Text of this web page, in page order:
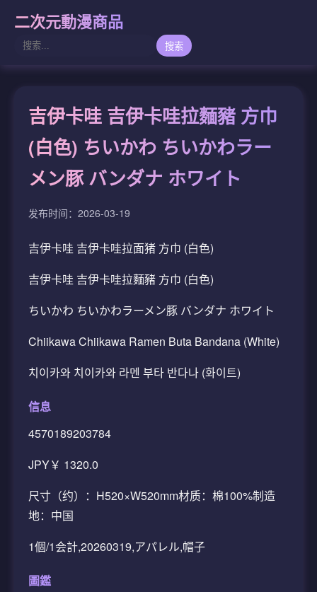
二次元動漫商品
搜索
吉伊卡哇 吉伊卡哇拉麵豬 方巾
(白色) ちいかわ ちいかわラー
メン豚 バンダナ ホワイト
发布时间：2026-03-19
吉伊卡哇 吉伊卡哇拉面猪 方巾 (白色)
吉伊卡哇 吉伊卡哇拉麵豬 方巾 (白色)
ちいかわ ちいかわラーメン豚 バンダナ ホワイト
Chiikawa Chiikawa Ramen Buta Bandana (White)
치이카와 치이카와 라멘 부타 반다나 (화이트)
信息
4570189203784
JPY￥ 1320.0
尺寸（约）：H520×W520mm材质：棉100%制造
地：中国
1個/1会計,20260319,アパレル,帽子
圖鑑